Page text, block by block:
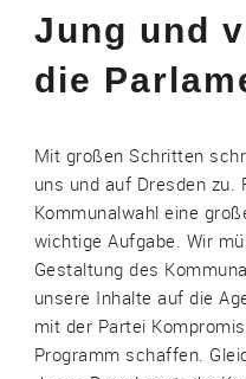
Jung und
die
Mit großen Schritten
uns und auf Dresden zu.
Kommunalwahl eine
wichtige Aufgabe. Wir
Gestaltung des
unsere Inhalte auf die
mit der Partei
Programm schaffen.